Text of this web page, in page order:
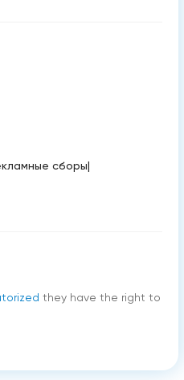
сборы|
they have the right to